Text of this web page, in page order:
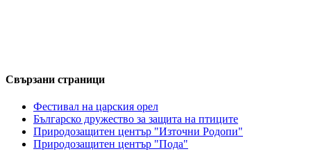
Свързани страници
Фестивал на царския орел
Българско дружество за защита на птиците
Природозащитен център "Източни Родопи"
Природозащитен център "Пода"